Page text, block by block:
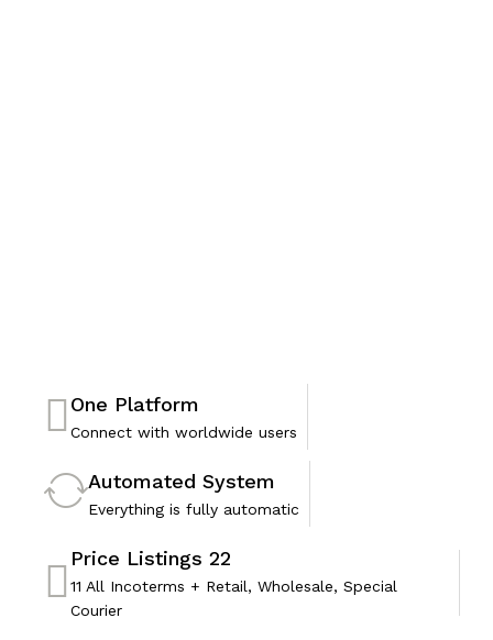
One Platform
Connect with worldwide users
Automated System
Everything is fully automatic
Price Listings 22
11 All Incoterms + Retail, Wholesale, Special
Courier